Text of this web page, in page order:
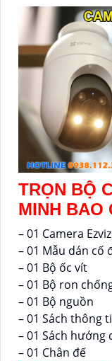
TRỌN BỘ
MINH BAO
– 01 Camera
– 01 Mẫu dán cố
– 01 Bộ ốc vít
– 01 Bộ ron
– 01 Bộ nguồn
– 01 Sách thông
– 01 Sách hướng
– 01 Chân đế